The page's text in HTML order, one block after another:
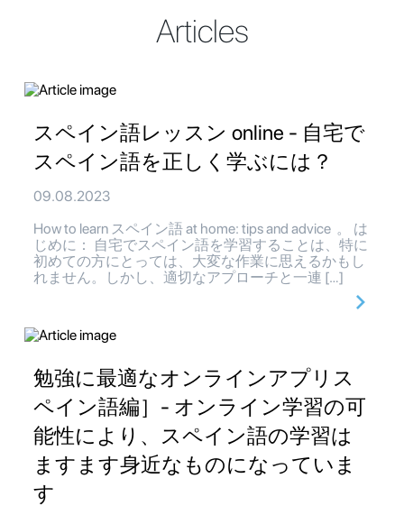
Articles
スペイン語レッスン online - 自宅で
スペイン語を正しく学ぶには？
09.08.2023
How to learn スペイン語 at home: tips and advice 。 は
じめに： 自宅でスペイン語を学習することは、特に
初めての方にとっては、大変な作業に思えるかもし
れません。しかし、適切なアプローチと一連 […]
勉強に最適なオンラインアプリス
ペイン語編］- オンライン学習の可
能性により、スペイン語の学習は
ますます身近なものになっていま
す